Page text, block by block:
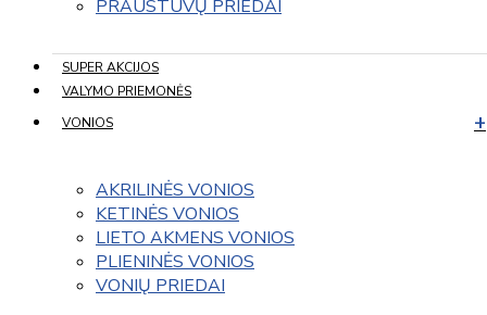
PRAUSTUVŲ PRIEDAI
SUPER AKCIJOS
VALYMO PRIEMONĖS
VONIOS
AKRILINĖS VONIOS
KETINĖS VONIOS
LIETO AKMENS VONIOS
PLIENINĖS VONIOS
VONIŲ PRIEDAI